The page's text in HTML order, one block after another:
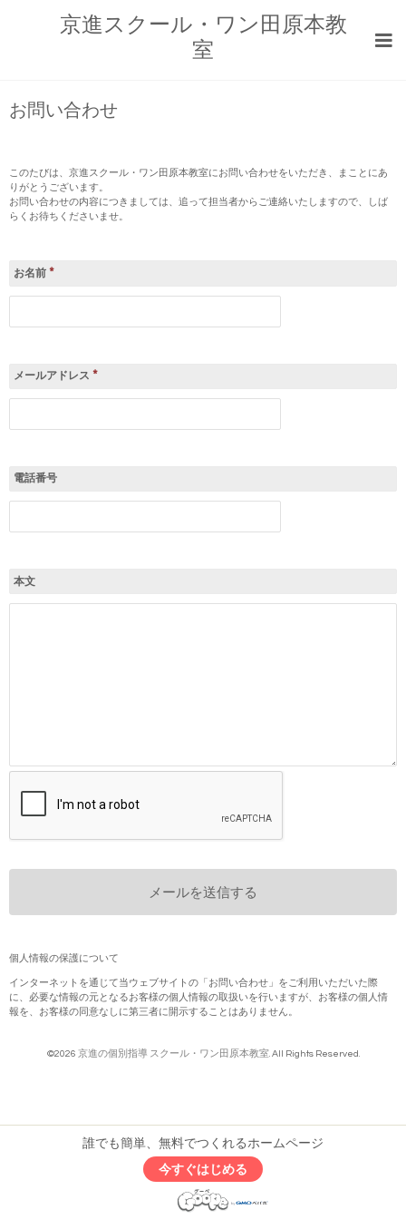
京進スクール・ワン田原本教
室
お問い合わせ
このたびは、京進スクール・ワン田原本教室にお問い合わせをいただき、まことにあ
りがとうございます。
お問い合わせの内容につきましては、追って担当者からご連絡いたしますので、しば
らくお待ちくださいませ。
お名前 *
メールアドレス *
電話番号
本文
個人情報の保護について
インターネットを通じて当ウェブサイトの「お問い合わせ」をご利用いただいた際
に、必要な情報の元となるお客様の個人情報の取扱いを行いますが、お客様の個人情
報を、お客様の同意なしに第三者に開示することはありません。
©2026 京進の個別指導 スクール・ワン田原本教室. All Rights Reserved.
誰でも簡単、無料でつくれるホームページ
今すぐはじめる